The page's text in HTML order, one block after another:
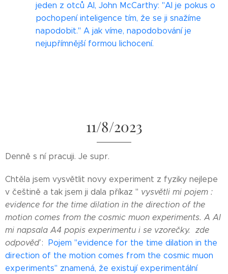
jeden z otců AI, John McCarthy: "AI je pokus o
pochopení inteligence tím, že se ji snažíme
napodobit." A jak víme, napodobování je
nejupřímnější formou lichocení.
11/8/2023
Denně s ní pracuji. Je supr.
Chtěla jsem vysvětlit novy experiment z fyziky nejlepe
v češtině a tak jsem ji dala příkaz " vysvětli mi pojem :
evidence for the time dilation in the direction of the
motion comes from the cosmic muon experiments. A AI
mi napsala A4 popis experimentu i se vzorečky. zde
odpověď: Pojem "evidence for the time dilation in the
direction of the motion comes from the cosmic muon
experiments" znamená, že existují experimentální